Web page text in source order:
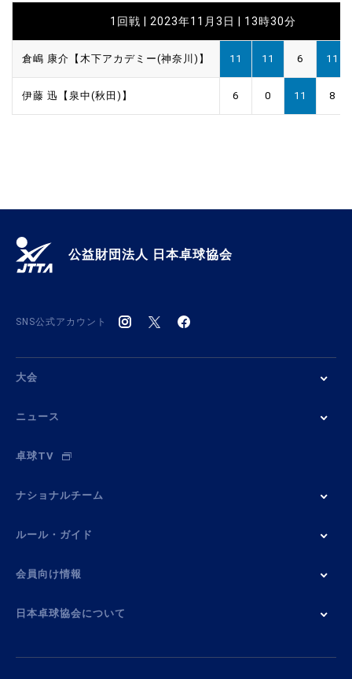
1回戦 | 2023年11月3日 | 13時30分
倉嶋 康介【木下アカデミー(神奈川)】 11 11 6 11
伊藤 迅【泉中(秋田)】 6 0 11 8
公益財団法人 日本卓球協会
SNS公式アカウント
大会
ニュース
卓球TV
ナショナルチーム
ルール・ガイド
会員向け情報
日本卓球協会について